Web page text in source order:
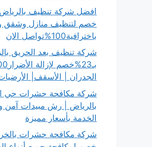
خصم لتنظيف منازل وشقق
باخترافية100%تواصل الان
شركة تنظيف بعد الحريق
الجدران | الأسقف|
شركة مكافحة حشرات حي
بالرياض | رش مبيدات آمن
الخدمة بأسعار مميزة